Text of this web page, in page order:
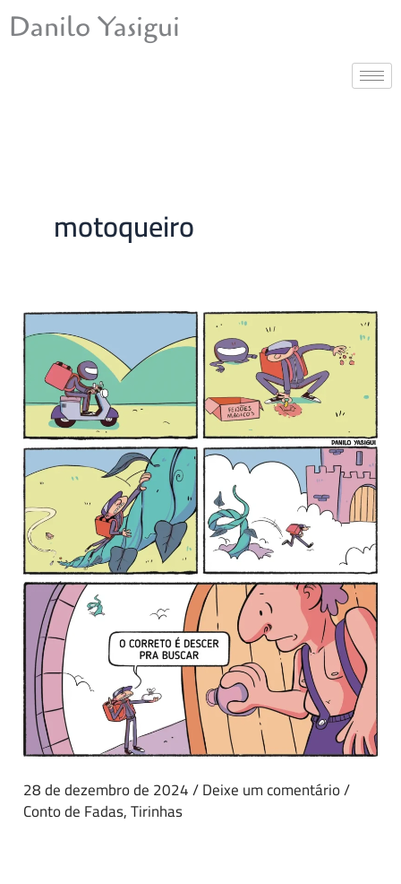
para
Danilo Yasigui
motoqueiro
28 de dezembro de 2024/Deixe um comentário/
Conto de Fadas,Tirinhas